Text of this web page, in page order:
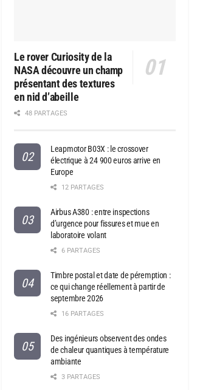
Le rover Curiosity de la
NASA découvre un champ
présentant des textures
en nid d’abeille
48 PARTAGES
Leapmotor B03X : le crossover
électrique à 24 900 euros arrive en
Europe
12 PARTAGES
Airbus A380 : entre inspections
d’urgence pour fissures et mue en
laboratoire volant
6 PARTAGES
Timbre postal et date de péremption :
ce qui change réellement à partir de
septembre 2026
16 PARTAGES
Des ingénieurs observent des ondes
de chaleur quantiques à température
ambiante
3 PARTAGES